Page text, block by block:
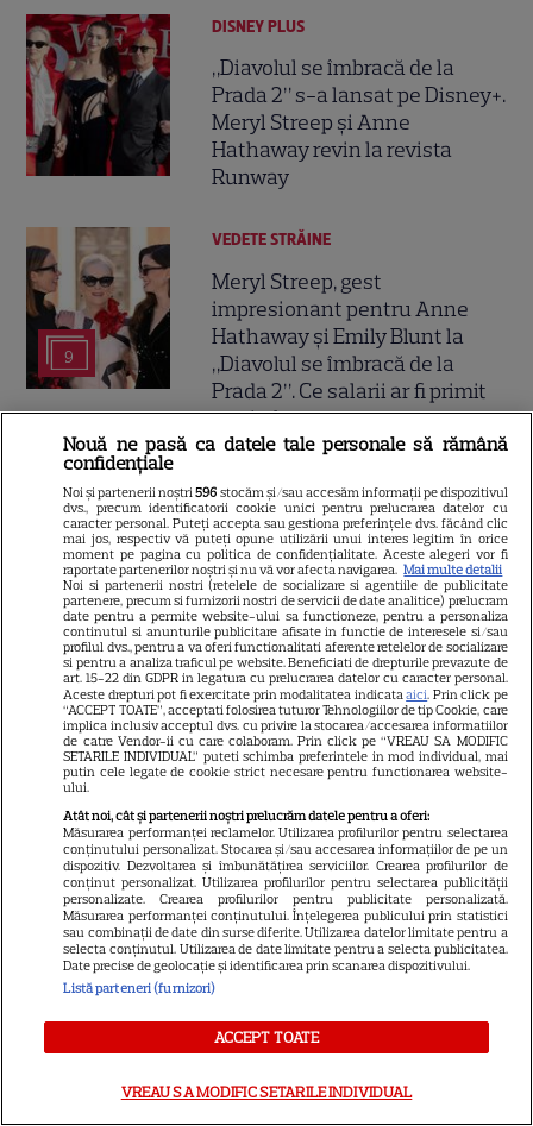
DISNEY PLUS
„Diavolul se îmbracă de la
Prada 2” s-a lansat pe Disney+.
Meryl Streep și Anne
Hathaway revin la revista
Runway
9
VEDETE STRĂINE
Meryl Streep, gest
impresionant pentru Anne
Hathaway și Emily Blunt la
„Diavolul se îmbracă de la
Prada 2”. Ce salarii ar fi primit
actrițele
13
Tom Holland, decizie radicală
pentru noul său film! Ce
promisiune a făcut actorul
după momentele virale în care
a făcut senzație prin dans
13
SKYSHOWTIME
Scarlett Johansson și Kristin
Scott Thomas, din nou mamă
Mother's Wedding”. Când
apare filmul pe SkyShowtime
9
PRIME VIDEO
Jamie Campbell Bower, starul
din „Stranger Things”, intră în
universul „Stăpânul Inelelor”.
Ce rol legendar va interpreta în
sezonul 3
NETFLIX
Nouă ne pasă ca datele tale personale să rămână
confidențiale
Noi și partenerii noștri596 stocăm și/sau accesăm informații pe dispozitivul
dvs., precum identificatorii cookie unici pentru prelucrarea datelor cu
caracter personal. Puteți accepta sau gestiona preferințele dvs. făcând clic
mai jos, respectiv vă puteți opune utilizării unui interes legitim în orice
moment pe pagina cu politica de confidențialitate. Aceste alegeri vor fi
raportate partenerilor noștri și nu vă vor afecta navigarea. Mai multe detalii
Noi si partenerii nostri (retelele de socializare si agentiile de publicitate
partenere, precum si furnizorii nostri de servicii de date analitice) prelucram
date pentru a permite website-ului sa functioneze, pentru a personaliza
continutul si anunturile publicitare afisate in functie de interesele si/sau
profilul dvs., pentru a va oferi functionalitati aferente retelelor de socializare
si pentru a analiza traficul pe website. Beneficiati de drepturile prevazute de
art. 15-22 din GDPR in legatura cu prelucrarea datelor cu caracter personal.
Aceste drepturi pot fi exercitate prin modalitatea indicataaici. Prin click pe
“ACCEPT TOATE”, acceptati folosirea tuturor Tehnologiilor de tip Cookie, care
implica inclusiv acceptul dvs. cu privire la stocarea/accesarea informatiilor
de catre Vendor-ii cu care colaboram. Prin click pe “VREAU SA MODIFIC
SETARILE INDIVIDUAL” puteti schimba preferintele in mod individual, mai
putin cele legate de cookie strict necesare pentru functionarea website-
ului.
Atât noi, cât și partenerii noștri prelucrăm datele pentru a oferi:
Măsurarea performanței reclamelor. Utilizarea profilurilor pentru selectarea
conținutului personalizat. Stocarea și/sau accesarea informațiilor de pe un
dispozitiv. Dezvoltarea și îmbunătățirea serviciilor. Crearea profilurilor de
conținut personalizat. Utilizarea profilurilor pentru selectarea publicității
personalizate. Crearea profilurilor pentru publicitate personalizată.
Măsurarea performanței conținutului. Înțelegerea publicului prin statistici
sau combinații de date din surse diferite. Utilizarea datelor limitate pentru a
selecta conținutul. Utilizarea de date limitate pentru a selecta publicitatea.
Date precise de geolocație și identificarea prin scanarea dispozitivului.
Listă parteneri (furnizori)
ACCEPT TOATE
VREAU SA MODIFIC SETARILE INDIVIDUAL